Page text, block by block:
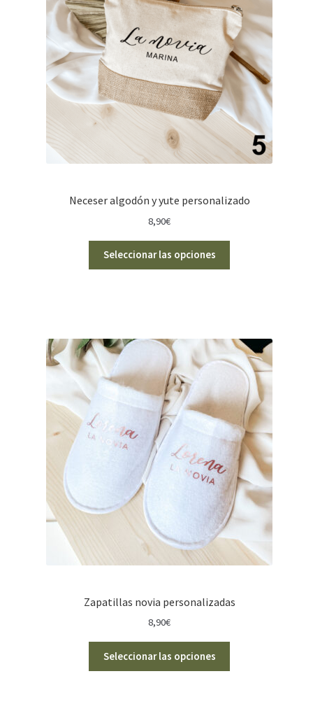
Neceser algodón y yute personalizado
8,90€
Seleccionar las opciones
Zapatillas novia personalizadas
8,90€
Seleccionar las opciones